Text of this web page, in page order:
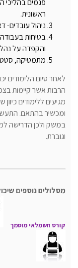
פגמים בהליכי
ראשונית.
ניהול עובדים-
בטיחות
והקפדה על
מתמטיקה,
לאחר סיום הלימודים
הרבות אשר קיימות
מגיעים ללימודים
ומכשיר בהתאם.
במשק ולכן הדרישה
וגוברת.
מסלולים נוספים
קורס חשמלאי מוסמך